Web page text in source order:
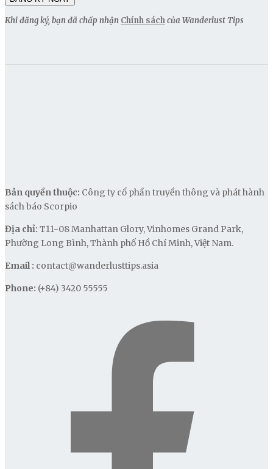
Khi đăng ký, bạn đã chấp nhận Chính sáchcủa Wanderlust Tips
Bản quyền thuộc: Công ty cổ phần truyền thông và phát hành
sách báo Scorpio
Địa chỉ: T11-08 Manhattan Glory, Vinhomes Grand Park,
Phường Long Bình, Thành phố Hồ Chí Minh, Việt Nam.
Email : contact@wanderlusttips.asia
Phone: (+84) 3420 55555